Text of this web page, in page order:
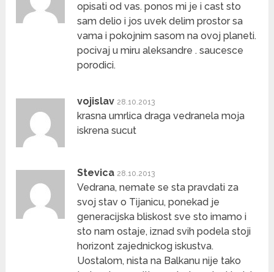
opisati od vas. ponos mi je i cast sto
sam delio i jos uvek delim prostor sa
vama i pokojnim sasom na ovoj planeti.
pocivaj u miru aleksandre . saucesce
porodici.
vojislav 28.10.2013
krasna umrlica draga vedranela moja
iskrena sucut
Stevica 28.10.2013
Vedrana, nemate se sta pravdati za
svoj stav o Tijanicu, ponekad je
generacijska bliskost sve sto imamo i
sto nam ostaje, iznad svih podela stoji
horizont zajednickog iskustva.
Uostalom, nista na Balkanu nije tako